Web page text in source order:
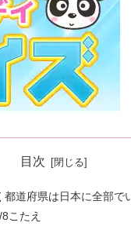
目次
都道府県は日本に全部
こたえ